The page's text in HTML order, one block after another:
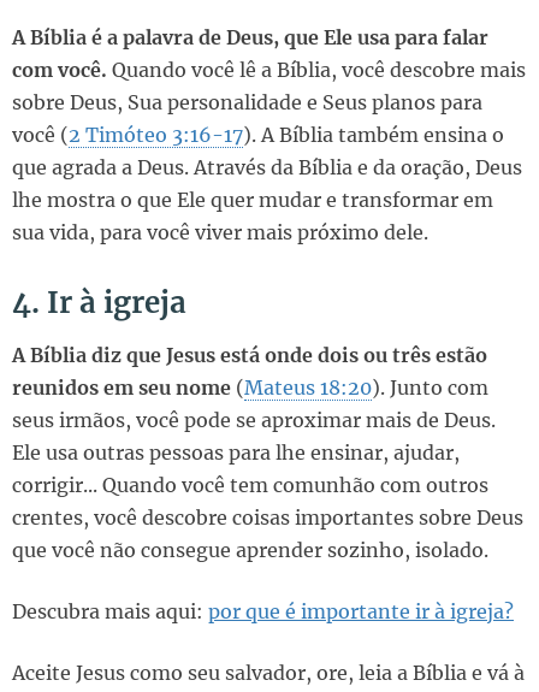
A Bíblia é a palavra de Deus, que Ele usa para falar
com você. Quando você lê a Bíblia, você descobre mais
sobre Deus, Sua personalidade e Seus planos para
você (2 Timóteo 3:16-17). A Bíblia também ensina o
que agrada a Deus. Através da Bíblia e da oração, Deus
lhe mostra o que Ele quer mudar e transformar em
sua vida, para você viver mais próximo dele.
4. Ir à igreja
A Bíblia diz que Jesus está onde dois ou três estão
reunidos em seu nome (Mateus 18:20). Junto com
seus irmãos, você pode se aproximar mais de Deus.
Ele usa outras pessoas para lhe ensinar, ajudar,
corrigir... Quando você tem comunhão com outros
crentes, você descobre coisas importantes sobre Deus
que você não consegue aprender sozinho, isolado.
Descubra mais aqui: por que é importante ir à igreja?
Aceite Jesus como seu salvador, ore, leia a Bíblia e vá à